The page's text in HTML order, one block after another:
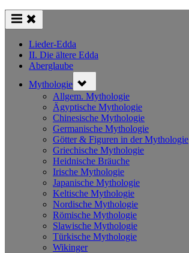
Lieder-Edda
II. Die ältere Edda
Aberglaube
Mythologie sub-
menu
Allgem. Mythologie
Ägyptische Mythologie
Chinesische Mythologie
Germanische Mythologie
Götter & Figuren in der Mythologie
Griechische Mythologie
Heidnische Bräuche
Irische Mythologie
Japanische Mythologie
Keltische Mythologie
Nordische Mythologie
Römische Mythologie
Slawische Mythologie
Türkische Mythologie
Wikinger